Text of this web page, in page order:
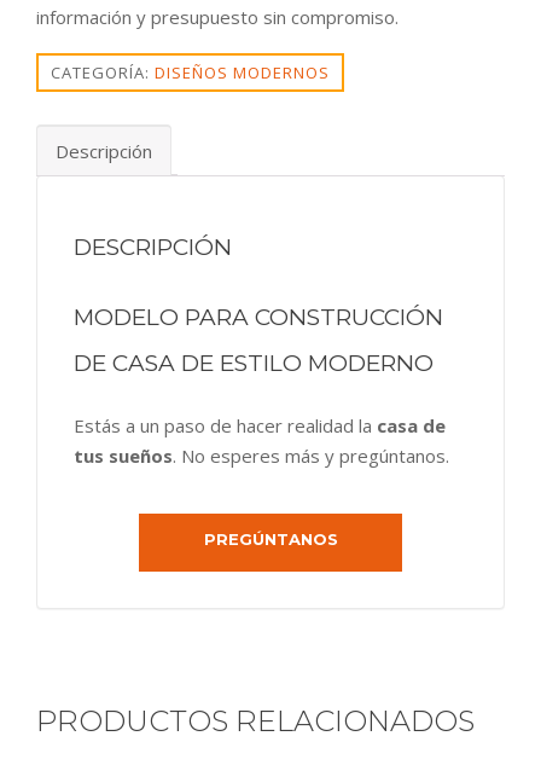
información y presupuesto sin compromiso.
CATEGORÍA: DISEÑOS MODERNOS
Descripción
DESCRIPCIÓN
MODELO PARA CONSTRUCCIÓN
DE CASA DE ESTILO MODERNO
Estás a un paso de hacer realidad la casa de
tus sueños. No esperes más y pregúntanos.
PREGÚNTANOS
PRODUCTOS RELACIONADOS